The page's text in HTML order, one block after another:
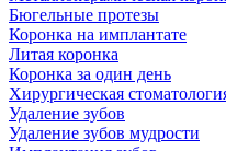
Бюгельные протезы
Коронка на имплантате
Литая коронка
Коронка за один день
Хирургическая
Удаление зубов
Удаление зубов мудрости